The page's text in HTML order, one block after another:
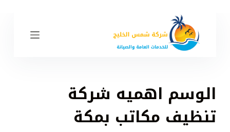
الوسم اهميه شركة
تنظيف مكاتب بمكة